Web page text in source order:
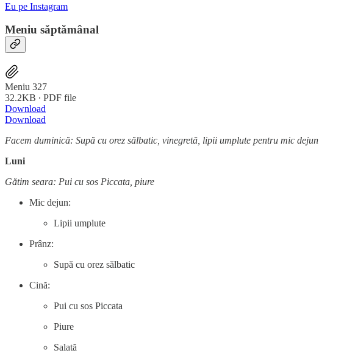
Eu pe Instagram
Meniu săptămânal
Meniu 327
32.2KB ∙ PDF file
Download
Download
Facem duminică: Supă cu orez sălbatic, vinegretă, lipii umplute pentru mic dejun
Luni
Gătim seara: Pui cu sos Piccata, piure
Mic dejun:
Lipii umplute
Prânz:
Supă cu orez sălbatic
Cină:
Pui cu sos Piccata
Piure
Salată